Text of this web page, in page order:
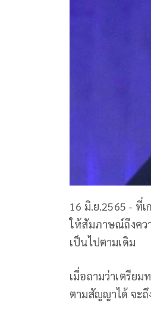
16 มิ.ย.2565 - ที่
ให้สัมภาษณ์ถึงคว
เป็นไปตามเดิม
เมื่อถามว่าเตรีย
ตามสัญญาได้ จะถึ